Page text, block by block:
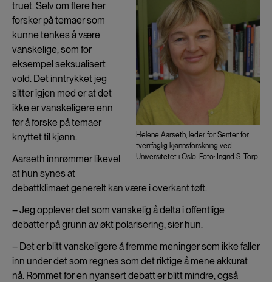
Helene Aarseth, leder for Senter for
tverrfaglig kjønnsforskning ved
Universitetet i Oslo. Foto: Ingrid S. Torp.
truet. Selv om flere her
forsker på temaer som
kunne tenkes å være
vanskelige, som for
eksempel seksualisert
vold. Det inntrykket jeg
sitter igjen med er at det
ikke er vanskeligere enn
før å forske på temaer
knyttet til kjønn.
Aarseth innrømmer likevel
at hun synes at
debattklimaet generelt kan være i overkant tøft.
– Jeg opplever det som vanskelig å delta i offentlige
debatter på grunn av økt polarisering, sier hun.
– Det er blitt vanskeligere å fremme meninger som ikke faller
inn under det som regnes som det riktige å mene akkurat
nå. Rommet for en nyansert debatt er blitt mindre, også